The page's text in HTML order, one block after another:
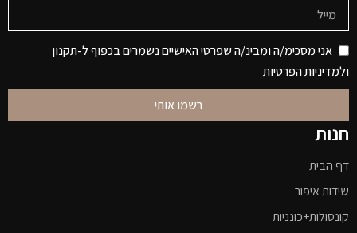
אני מסכימ/ה ומבינ/ה שפרטי האישיים נשמרים בכפוף ל-תקנון
ולמדיניות הפרטיות
רשמו אותי
חנות
דף הבית
שידות איפור
קונסולות+כונניות